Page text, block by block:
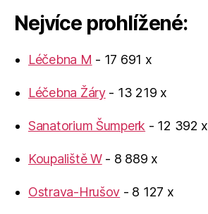
Nejvíce prohlížené:
Léčebna M - 17 691 x
Léčebna Žáry- 13 219 x
Sanatorium Šumperk - 12 392 x
Koupaliště W- 8 889 x
Ostrava-Hrušov - 8 127 x